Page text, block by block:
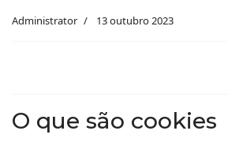
Administrator 13 outubro 2023
O que são cookies